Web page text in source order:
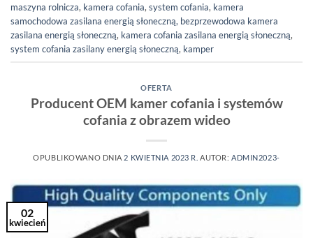
maszyna rolnicza, kamera cofania, system cofania, kamera
samochodowa zasilana energią słoneczną, bezprzewodowa kamera
zasilana energią słoneczną, kamera cofania zasilana energią słoneczną,
system cofania zasilany energią słoneczną, kamper
OFERTA
Producent OEM kamer cofania i systemów
cofania z obrazem wideo
OPUBLIKOWANO DNIA 2 KWIETNIA 2023 R. AUTOR:ADMIN2023-
02
kwiecień